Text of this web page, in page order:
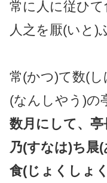
常に人に従ひて
人之を厭(いと)
常(かつ)て数(
(なんしやう)の
数月にして、亭
乃(すなは)ち晨
食(じょくしょく